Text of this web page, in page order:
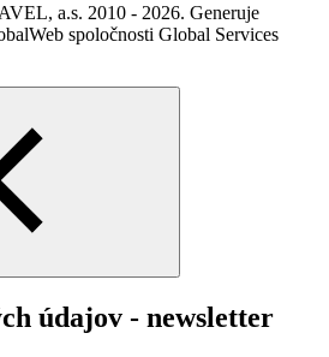
a.s. 2010 - 2026. Generuje
spoločnosti Global Services
údajov - newsletter